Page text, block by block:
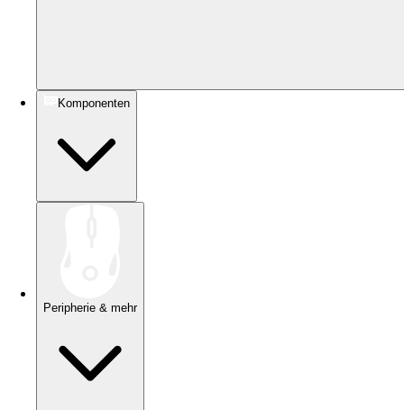
Komponenten
Peripherie & mehr